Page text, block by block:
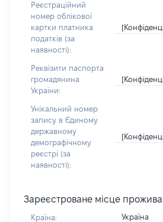
Реєстраційний
номер облікової
картки платника
податків (за
наявності):
Реквізити паспорта
громадянина
України:
Унікальний номер
запису в Єдиному
державному
демографічному
реєстрі (за
наявності):
Зареєстроване місце
Країна: Україна